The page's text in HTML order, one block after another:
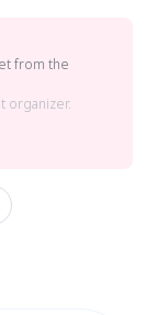
from the
organizer.